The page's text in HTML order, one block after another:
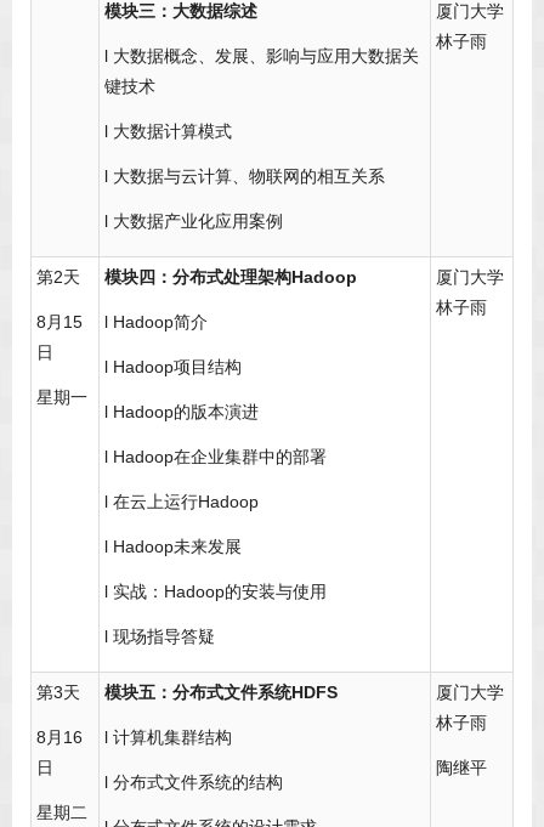
模块三：大数据综述
l 大数据概念、发展、影响与应用大数据关
键技术
l 大数据计算模式
l 大数据与云计算、物联网的相互关系
l 大数据产业化应用案例
厦门大学
林子雨
第2天
8月15
日
星期一
模块四：分布式处理架构Hadoop
l Hadoop简介
l Hadoop项目结构
l Hadoop的版本演进
l Hadoop在企业集群中的部署
l 在云上运行Hadoop
l Hadoop未来发展
l 实战：Hadoop的安装与使用
l 现场指导答疑
厦门大学
林子雨
第3天
8月16
日
星期二
模块五：分布式文件系统HDFS
l 计算机集群结构
l 分布式文件系统的结构
厦门大学
林子雨
陶继平